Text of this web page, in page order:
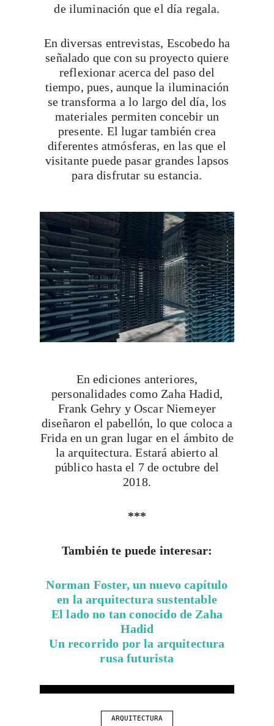
de iluminación que el día regala.
En diversas entrevistas, Escobedo ha
señalado que con su proyecto quiere
reflexionar acerca del paso del
tiempo, pues, aunque la iluminación
se transforma a lo largo del día, los
materiales permiten concebir un
presente. El lugar también crea
diferentes atmósferas, en las que el
visitante puede pasar grandes lapsos
para disfrutar su estancia.
En ediciones anteriores,
personalidades como Zaha Hadid,
Frank Gehry y Oscar Niemeyer
diseñaron el pabellón, lo que coloca a
Frida en un gran lugar en el ámbito de
la arquitectura. Estará abierto al
público hasta el 7 de octubre del
2018.
***
También te puede interesar:
Norman Foster, un nuevo capítulo
en la arquitectura sustentable
El lado no tan conocido de Zaha
Hadid
Un recorrido por la arquitectura
rusa futurista
ARQUITECTURA